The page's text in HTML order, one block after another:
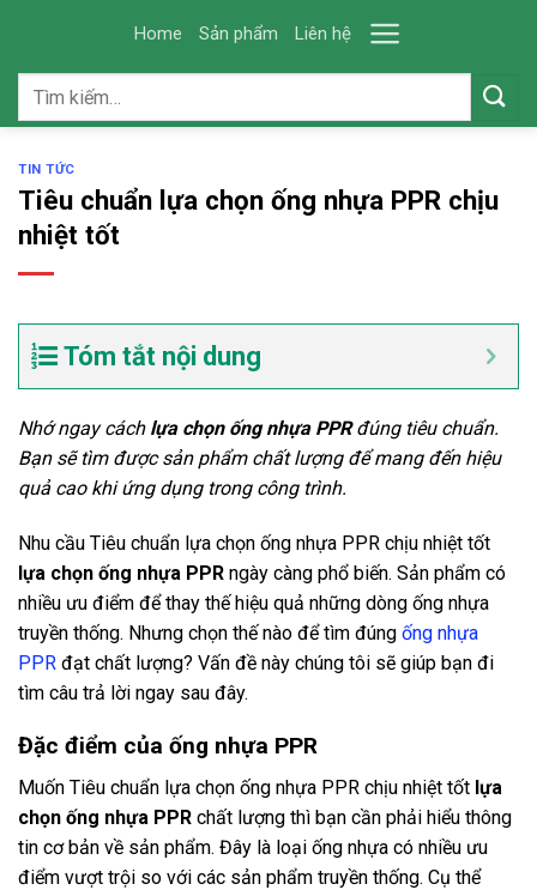
content
Home Sản phẩm Liên hệ
Tìm
TIN TỨC
Tiêu chuẩn lựa chọn ống nhựa PPR chịu
nhiệt tốt
Tóm tắt nội dung
Nhớ ngay cách lựa chọn ống nhựa PPRđúng tiêu chuẩn.
Bạn sẽ tìm được sản phẩm chất lượng để mang đến hiệu
quả cao khi ứng dụng trong công trình.
Nhu cầu Tiêu chuẩn lựa chọn ống nhựa PPR chịu nhiệt tốt
lựa chọn ống nhựa PPR ngày càng phổ biến. Sản phẩm có
nhiều ưu điểm để thay thế hiệu quả những dòng ống nhựa
truyền thống. Nhưng chọn thế nào để tìm đúng ống nhựa
PPR đạt chất lượng? Vấn đề này chúng tôi sẽ giúp bạn đi
tìm câu trả lời ngay sau đây.
Đặc điểm của ống nhựa PPR
Muốn Tiêu chuẩn lựa chọn ống nhựa PPR chịu nhiệt tốt lựa
chọn ống nhựa PPR chất lượng thì bạn cần phải hiểu thông
tin cơ bản về sản phẩm. Đây là loại ống nhựa có nhiều ưu
điểm vượt trội so với các sản phẩm truyền thống. Cụ thể